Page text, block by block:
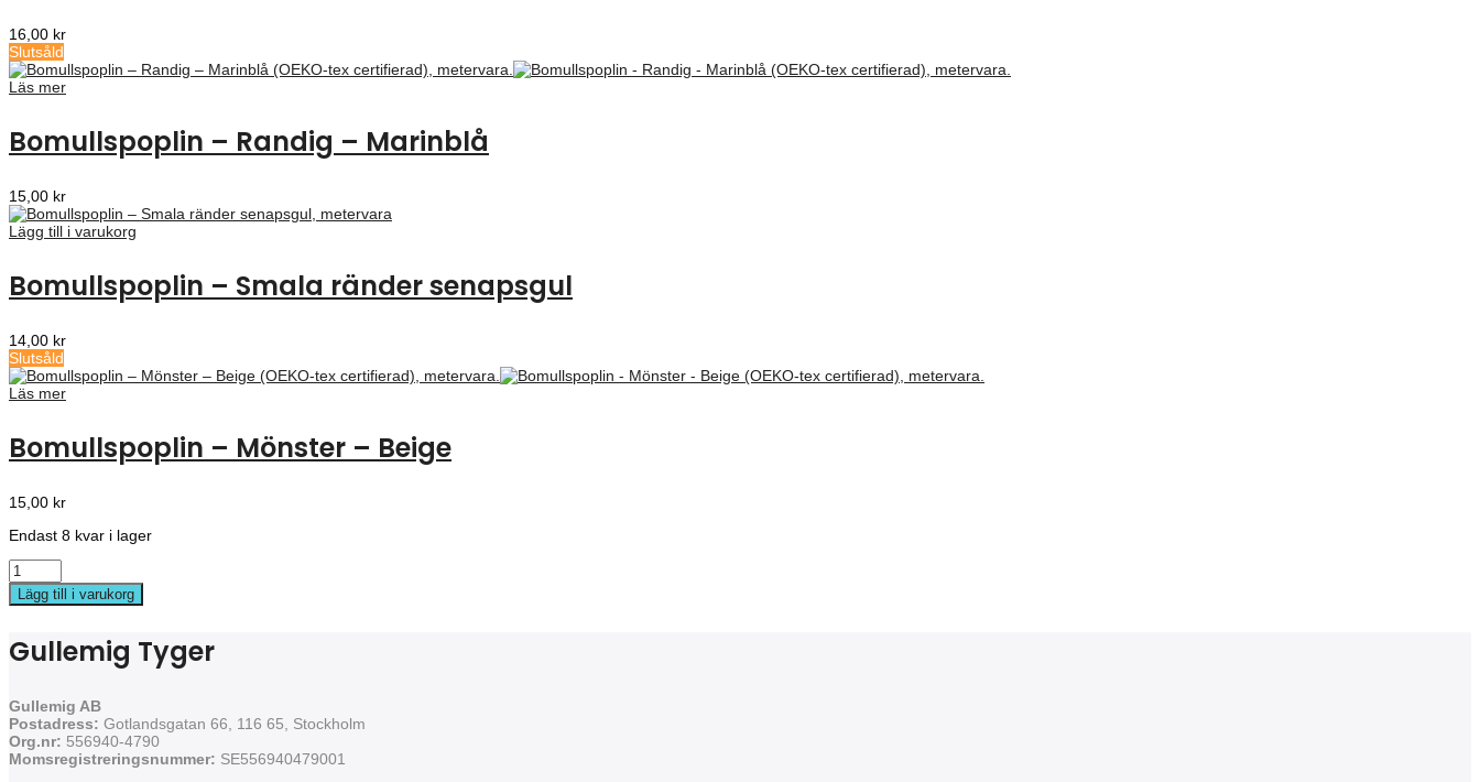
16,00 kr
Slutsåld
Läs mer
Bomullspoplin – Randig – Marinblå
15,00 kr
Lägg till i varukorg
Bomullspoplin – Smala ränder senapsgul
14,00 kr
Slutsåld
Läs mer
Bomullspoplin – Mönster – Beige
15,00 kr
Endast 8 kvar i lager
Lägg till i varukorg
Gullemig Tyger
Gullemig AB
Postadress: Gotlandsgatan 66, 116 65, Stockholm
Org.nr: 556940-4790
Momsregistreringsnummer: SE556940479001